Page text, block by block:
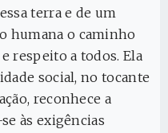
terra e de um
humana o caminho
respeito a todos. Ela
social, no tocante
reconhece a
às exigências